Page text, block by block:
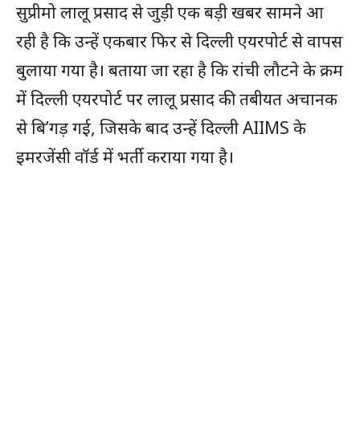
सुप्रीमो लालू प्रसाद से जुड़ी एक बड़ी खबर सामने आ
रही है कि उन्हें एकबार फिर से दिल्ली एयरपोर्ट से वापस
बुलाया गया है। बताया जा रहा है कि रांची लौटने के क्रम
में दिल्ली एयरपोर्ट पर लालू प्रसाद की तबीयत अचानक
से बि’गड़ गई, जिसके बाद उन्हें दिल्ली AIIMS के
इमरजेंसी वॉर्ड में भर्ती कराया गया है।